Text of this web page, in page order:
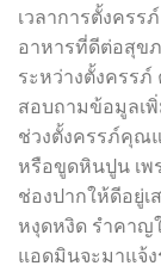
เวลาการตั้งครร
อาหารที่ดีต่อสุข
ระหว่างตั้งครร
สอบถามข้อมูลเ
ช่วงตั้งครรภ์คุณ
หรือขูดหินปูน เพ
ช่องปากให้ดีอยู่เ
หงุดหงิด รำคาญ
แอดมินจะมาแจ้